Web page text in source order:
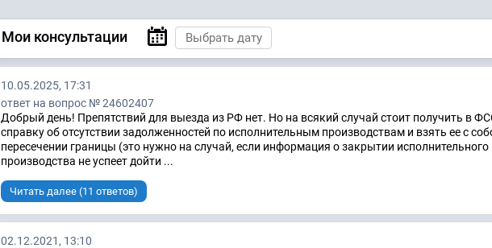
Мои консультации
10.05.2025, 17:31
ответ на вопрос № 24602407
Добрый день! Препятствий для выезда из РФ нет. Но на всякий случай стоит получить в
справку об отсутствии задолженностей по исполнительным производствам и взять ее с
пересечении границы (это нужно на случай, если информация о закрытии исполнительного
производства не успеет дойти ...
Читать далее (11 ответов)
02.12.2021, 13:10